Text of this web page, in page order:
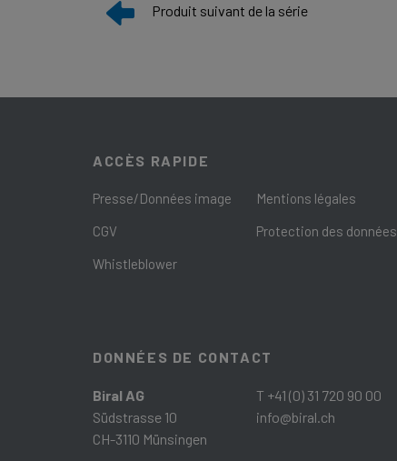
Produit suivant de la série
ACCÈS RAPIDE
Presse/Données image
CGV
Whistleblower
Mentions légales
Protection des données
DONNÉES DE CONTACT
Biral AG
Südstrasse 10
CH-3110 Münsingen
T +41 (0) 31 720 90 00
info@biral.ch